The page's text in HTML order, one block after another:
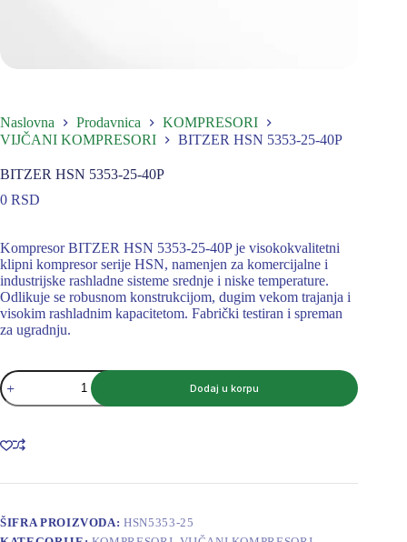
Naslovna Prodavnica
KOMPRESORI
VIJČANI KOMPRESORI
BITZER HSN 5353-25-40P
BITZER HSN 5353-25-40P
0 RSD
Kompresor BITZER HSN 5353-25-40P je visokokvalitetni
klipni kompresor serije HSN, namenjen za komercijalne i
industrijske rashladne sisteme srednje i niske temperature.
Odlikuje se robusnom konstrukcijom, dugim vekom trajanja i
visokim rashladnim kapacitetom. Fabrički testiran i spreman
za ugradnju.
BITZER
HSN
5353-
40P
količina
Dodaj u korpu
ŠIFRA PROIZVODA:HSN5353-25